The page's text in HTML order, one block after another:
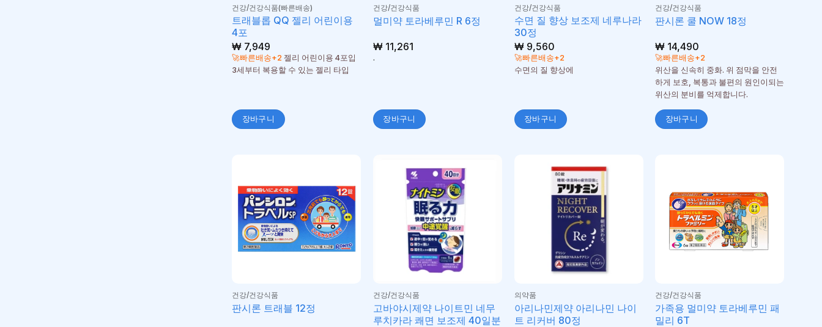
건강/건강식품(빠른배송)
트래블롭 QQ 젤리 어린이용
4포
₩ 7,949
🚀빠른배송+2젤리 어린이용 4포입
3세부터 복용할 수 있는 젤리 타입
장바구니
건강/건강식품
멀미약 토라베루민 R 6정
₩11,261
.
장바구니
건강/건강식품
수면 질 향상 보조제 네루나라
30정
₩9,560
🚀빠른배송+2
수면의 질 향상에
장바구니
건강/건강식품
판시론 쿨 NOW 18정
₩ 14,490
🚀빠른배송+2
위산을 신속히 중화. 위 점막을 안전
하게 보호, 복통과 불편의 원인이되는
위산의 분비를 억제합니다.
장바구니
건강/건강식품
판시론 트래블 12정
건강/건강식품
고바야시제약 나이트민 네무
루치카라 쾌면 보조제 40일분
의약품
아리나민제약 아리나민 나이
트 리커버 80정
건강/건강식품
가족용 멀미약 토라베루민 패
밀리 6T